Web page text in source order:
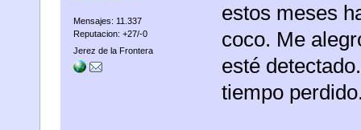
Mensajes: 11.337
Reputacion: +27/-0
Jerez de la Frontera
estos meses
coco. Me
esté
tiempo